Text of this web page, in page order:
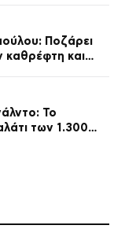
Ποζάρει
καθρέφτη και
Το
των 1.300